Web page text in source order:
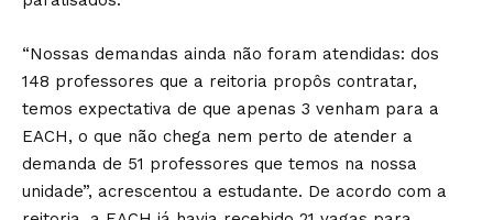
“Nossas demandas ainda não foram atendidas: dos
148 professores que a reitoria propôs contratar,
temos expectativa de que apenas 3 venham para a
EACH, o que não chega nem perto de atender a
demanda de 51 professores que temos na nossa
unidade”, acrescentou a estudante. De acordo com a